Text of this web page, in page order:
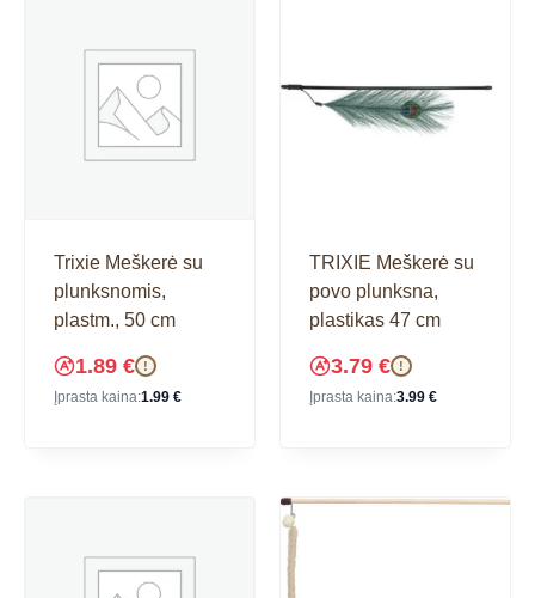
Trixie Meškerė su
plunksnomis,
plastm., 50 cm
1.89 € !
Įprasta kaina:1.99 €
TRIXIE Meškerė su
povo plunksna,
plastikas 47 cm
3.79 € !
Įprasta kaina:3.99 €